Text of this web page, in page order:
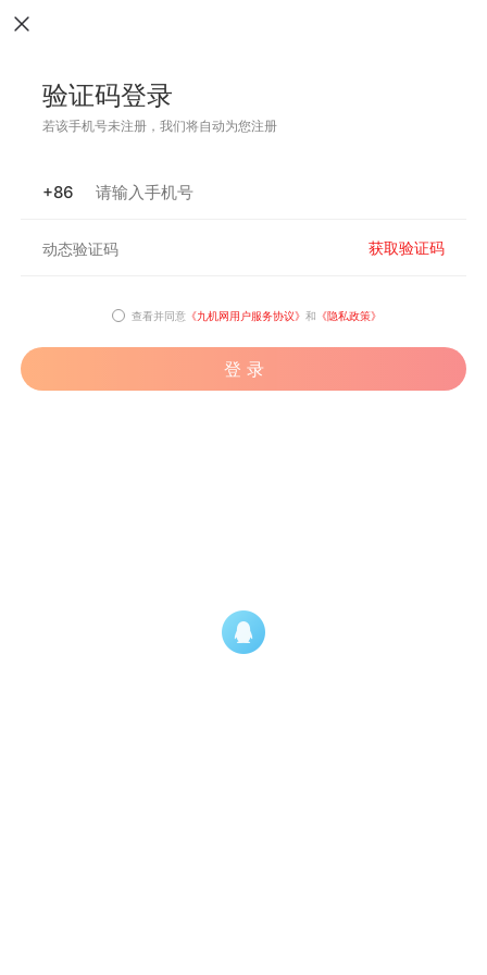
验证码登录
若该手机号未注册，我们将自动为您注册
+86
获取验证码
查看并同意 《九机网用户服务协议》 和 《隐私政策》
登 录